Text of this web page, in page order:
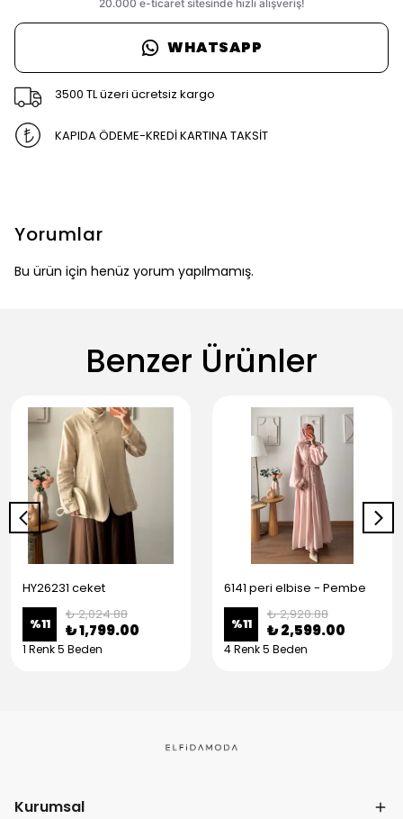
WHATSAPP
3500 TL üzeri ücretsiz kargo
KAPIDA ÖDEME-KREDİ KARTINA TAKSİT
Yorumlar
Bu ürün için henüz yorum yapılmamış.
Benzer Ürünler
HY26231 ceket
%11
₺ 2,024.88
₺ 1,799.00
1 Renk 5 Beden
6141 peri elbise - Pembe
%11
₺ 2,920.88
₺ 2,599.00
4 Renk 5 Beden
Kurumsal